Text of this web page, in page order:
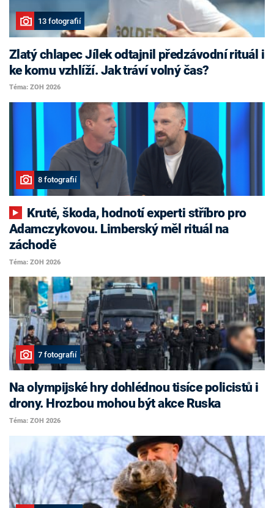
13 fotografií
Zlatý chlapec Jílek odtajnil předzávodní rituál i
ke komu vzhlíží. Jak tráví volný čas?
Téma: ZOH 2026
8 fotografií
Adamczykovou. Limberský měl rituál na
záchodě
Téma: ZOH 2026
7 fotografií
Na olympijské hry dohlédnou tisíce policistů i
drony. Hrozbou mohou být akce Ruska
Téma: ZOH 2026